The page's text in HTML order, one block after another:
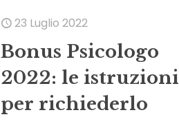
23 Luglio 2022
Bonus Psicologo
2022: le istruzioni
per richiederlo